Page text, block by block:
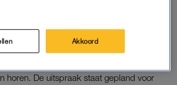
horen. De uitspraak staat gepland voor
Akkoord